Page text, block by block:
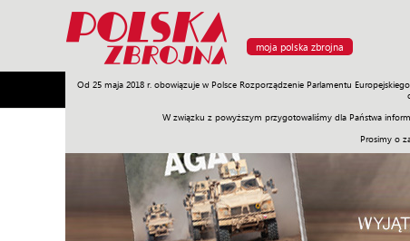
moja polska zbrojna
Od 25 maja 2018 r. obowiązuje w Polsce Rozporządzenie Parlamentu
W związku z powyższym przygotowaliśmy dla Państwa
Prosimy o
Armia Poligon Sprzęt Misje Polityka Prawo